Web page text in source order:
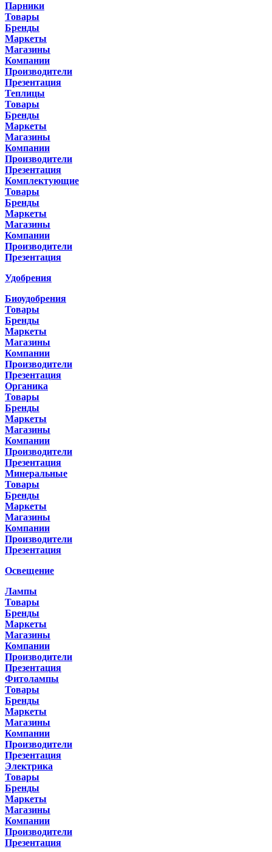
Парники
Товары
Бренды
Маркеты
Магазины
Компании
Производители
Презентация
Теплицы
Товары
Бренды
Маркеты
Магазины
Компании
Производители
Презентация
Комплектующие
Товары
Бренды
Маркеты
Магазины
Компании
Производители
Презентация
Удобрения
Биоудобрения
Товары
Бренды
Маркеты
Магазины
Компании
Производители
Презентация
Органика
Товары
Бренды
Маркеты
Магазины
Компании
Производители
Презентация
Минеральные
Товары
Бренды
Маркеты
Магазины
Компании
Производители
Презентация
Освещение
Лампы
Товары
Бренды
Маркеты
Магазины
Компании
Производители
Презентация
Фитолампы
Товары
Бренды
Маркеты
Магазины
Компании
Производители
Презентация
Электрика
Товары
Бренды
Маркеты
Магазины
Компании
Производители
Презентация